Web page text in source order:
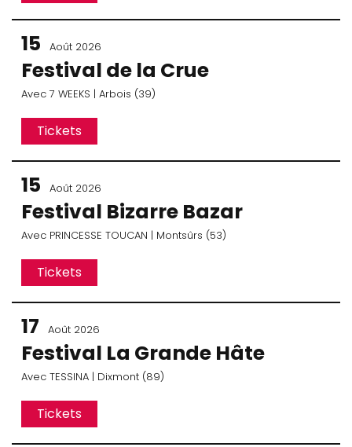
15 Août 2026
Festival de la Crue
Avec 7 WEEKS | Arbois (39)
Tickets
15 Août 2026
Festival Bizarre Bazar
Avec PRINCESSE TOUCAN | Montsûrs (53)
Tickets
17 Août 2026
Festival La Grande Hâte
Avec TESSINA | Dixmont (89)
Tickets